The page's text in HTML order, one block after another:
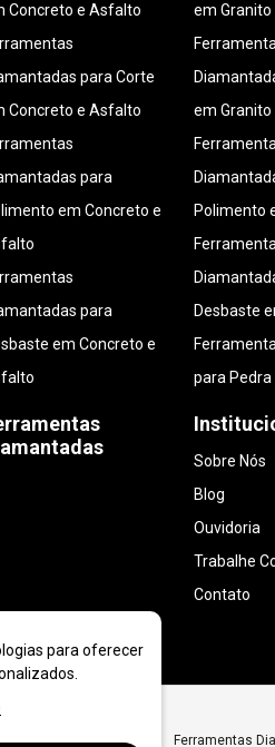
Concreto e Asfalto
para Corte
Concreto e Asfalto
para
em Concreto e
para
em Concreto e
em Granito
em Granito
Polimento
Desbaste
para Pedra
Sobre Nós
Blog
Ouvidoria
Trabalhe
Contato
Ferramentas
para oferecer